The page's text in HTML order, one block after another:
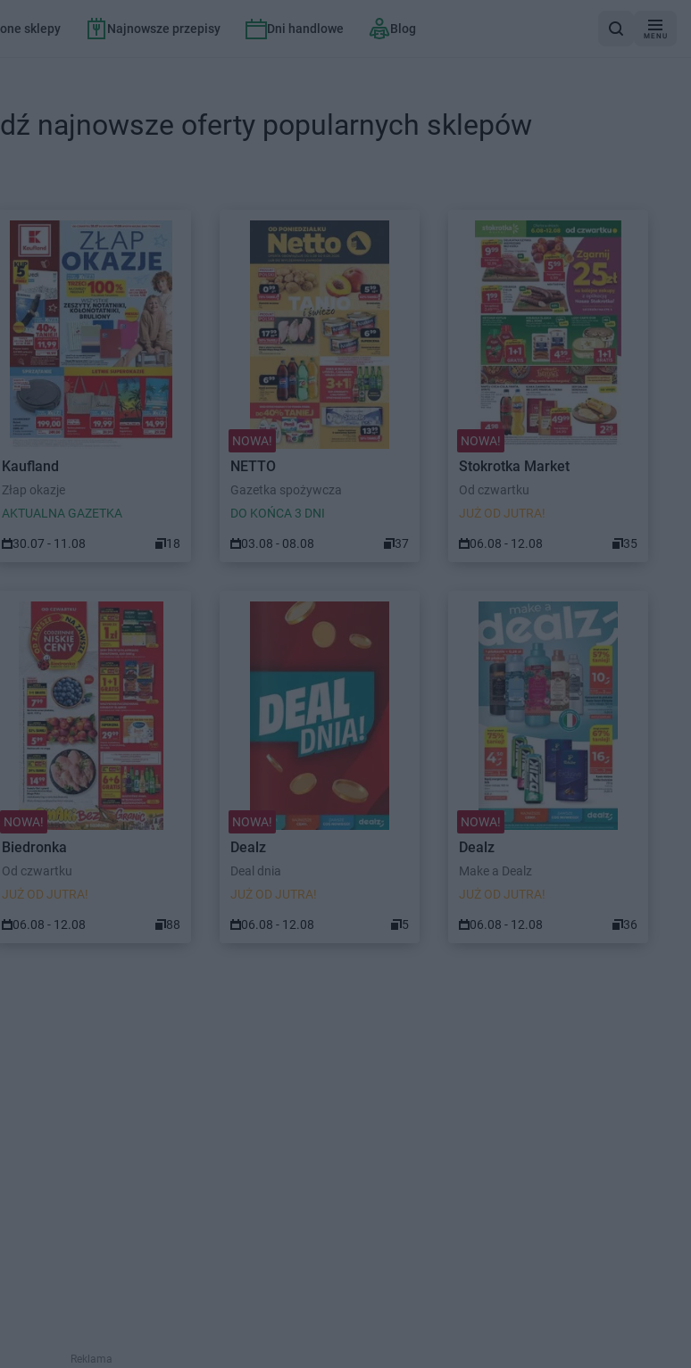
sklepy Najnowsze przepisy Dni handlowe Blog
MENU
najnowsze oferty popularnych sklepów
Kaufland
Złap okazje
AKTUALNA GAZETKA
30.07 - 11.08 18
NOWA!
NETTO
Gazetka spożywcza
DO KOŃCA 3 DNI
03.08 - 08.08 37
NOWA!
Stokrotka Market
Od czwartku
JUŻ OD JUTRA!
06.08 - 12.08 35
NOWA!
Biedronka
Od czwartku
JUŻ OD JUTRA!
06.08 - 12.08 88
NOWA!
Dealz
Deal dnia
JUŻ OD JUTRA!
06.08 - 12.08 5
NOWA!
Dealz
Make a Dealz
JUŻ OD JUTRA!
06.08 - 12.08 36
Reklama